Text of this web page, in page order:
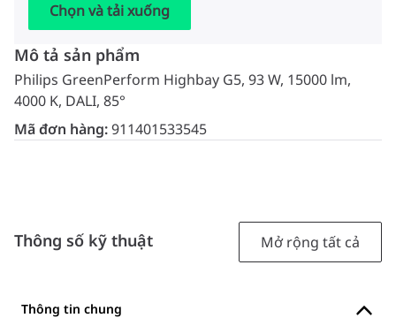
Chọn và tải xuống
Mô tả sản phẩm
Philips GreenPerform Highbay G5, 93 W, 15000 lm,
4000 K, DALI, 85°
Mã đơn hàng:911401533545
Thông số kỹ thuật Mở rộng tất cả
Thông tin chung